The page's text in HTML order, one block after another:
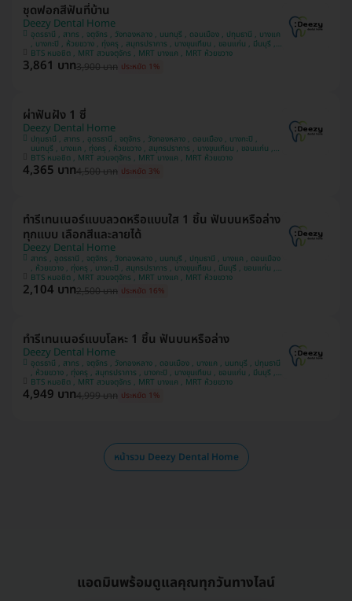
ชุดฟอกสีฟันที่บ้าน
Deezy Dental Home
อุดรธานี , สาทร , จตุจักร , วังทองหลาง , นนทบุรี , ดอนเมือง , ปทุมธานี , บางแค
, บางกะปิ , ห้วยขวาง , ทุ่งครุ , สมุทรปราการ , บางขุนเทียน , ขอนแก่น , มีนบุรี ,
อุบลราชธานี , บางรัก BTS หมอชิต , MRT สวนจตุจักร , MRT บางแค , MRT ห้วยขวาง
3,861 บาท3,900 บาท ประหยัด 1%
ผ่าฟันฝัง 1 ซี่
Deezy Dental Home
ปทุมธานี , สาทร , อุดรธานี , จตุจักร , วังทองหลาง , ดอนเมือง , บางกะปิ ,
นนทบุรี , บางแค , ทุ่งครุ , ห้วยขวาง , สมุทรปราการ , บางขุนเทียน , ขอนแก่น ,
มีนบุรี , อุบลราชธานี , บางรัก BTS หมอชิต , MRT สวนจตุจักร , MRT บางแค , MRT ห้วยขวาง
4,365 บาท4,500 บาท ประหยัด 3%
ทำรีเทนเนอร์แบบลวดหรือแบบใส 1 ชิ้น ฟันบนหรือล่าง
ทุกแบบ เลือกสีและลายได้
Deezy Dental Home
สาทร , อุดรธานี , จตุจักร , วังทองหลาง , นนทบุรี , ปทุมธานี , บางแค , ดอนเมือง
, ห้วยขวาง , ทุ่งครุ , บางกะปิ , สมุทรปราการ , บางขุนเทียน , มีนบุรี , ขอนแก่น ,
บางรัก , อุบลราชธานี BTS หมอชิต , MRT สวนจตุจักร , MRT บางแค , MRT ห้วยขวาง
2,104 บาท2,500 บาท ประหยัด 16%
ทำรีเทนเนอร์แบบโลหะ 1 ชิ้น ฟันบนหรือล่าง
Deezy Dental Home
อุดรธานี , สาทร , จตุจักร , วังทองหลาง , ดอนเมือง , บางแค , นนทบุรี , ปทุมธานี
, ห้วยขวาง , ทุ่งครุ , สมุทรปราการ , บางกะปิ , บางขุนเทียน , ขอนแก่น , มีนบุรี ,
อุบลราชธานี , บางรัก BTS หมอชิต , MRT สวนจตุจักร , MRT บางแค , MRT ห้วยขวาง
4,949 บาท4,999 บาท ประหยัด 1%
หน้ารวม Deezy Dental Home
แอดมินพร้อมดูแลคุณทุกวันทางไลน์